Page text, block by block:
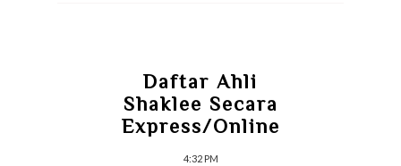
Daftar Ahli
Shaklee Secara
Express/Online
4:32 PM